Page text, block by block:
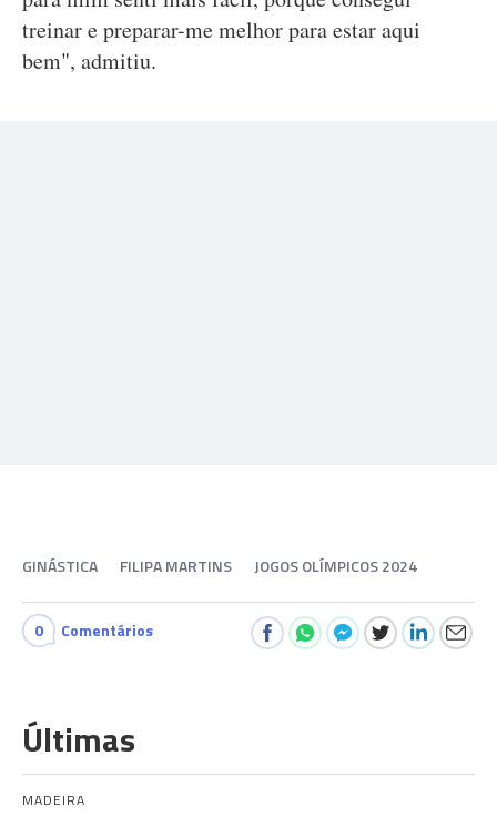
treinar e preparar-me melhor para estar aqui
bem", admitiu.
GINÁSTICA FILIPA MARTINS JOGOS OLÍMPICOS 2024
0 Comentários
Últimas
MADEIRA